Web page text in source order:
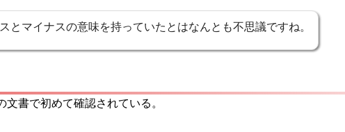
とマイナスの意味を持っていたとはなんとも不思議ですね。
書で初めて確認されている。